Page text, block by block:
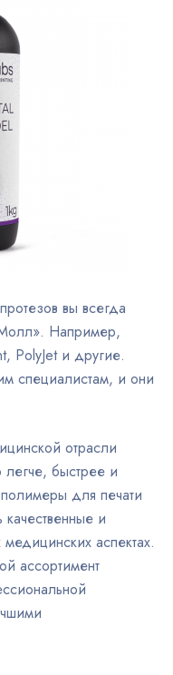
вы всегда
Например,
PolyJet и другие.
специалистам, и они
отрасли
быстрее и
для печати
качественные и
аспектах.
ассортимент